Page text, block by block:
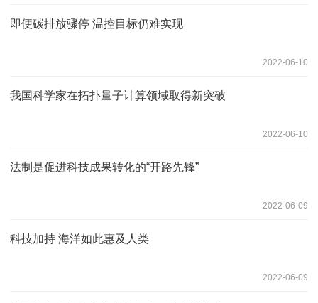
即便碳排放骤停 温控目标仍难实现
2022-06-10
我国科学家在拓扑量子计算领域取得新突破
2022-06-10
法制是促进科技成果转化的“开路先锋”
2022-06-09
科技加持 海洋如此惠及人类
2022-06-09